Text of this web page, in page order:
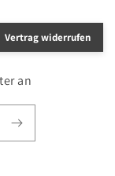
Vertrag widerrufen
an